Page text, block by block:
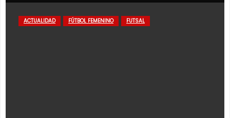
ACTUALIDAD FÚTBOL FEMENINO FUTSAL